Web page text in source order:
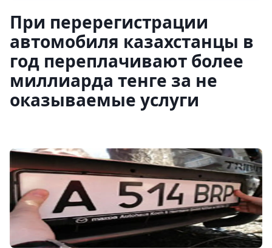
При перерегистрации
автомобиля казахстанцы в
год переплачивают более
миллиарда тенге за не
оказываемые услуги